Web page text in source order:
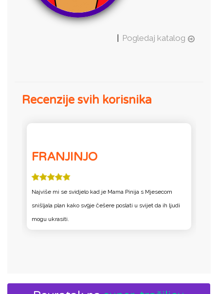
Pogledaj katalog
Recenzije svih korisnika
FRANJINJO
Najviše mi se svidjelo kad je Mama Pinija s Mjesecom
snišljala plan kako sv9je češere poslati u svijet da ih ljudi
mogu ukrasiti.